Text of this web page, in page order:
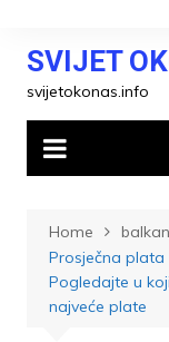
contentSVIJET
svijetokonas.info
Home
balkan
Prosječna plata
Pogledajte u
najveće plate